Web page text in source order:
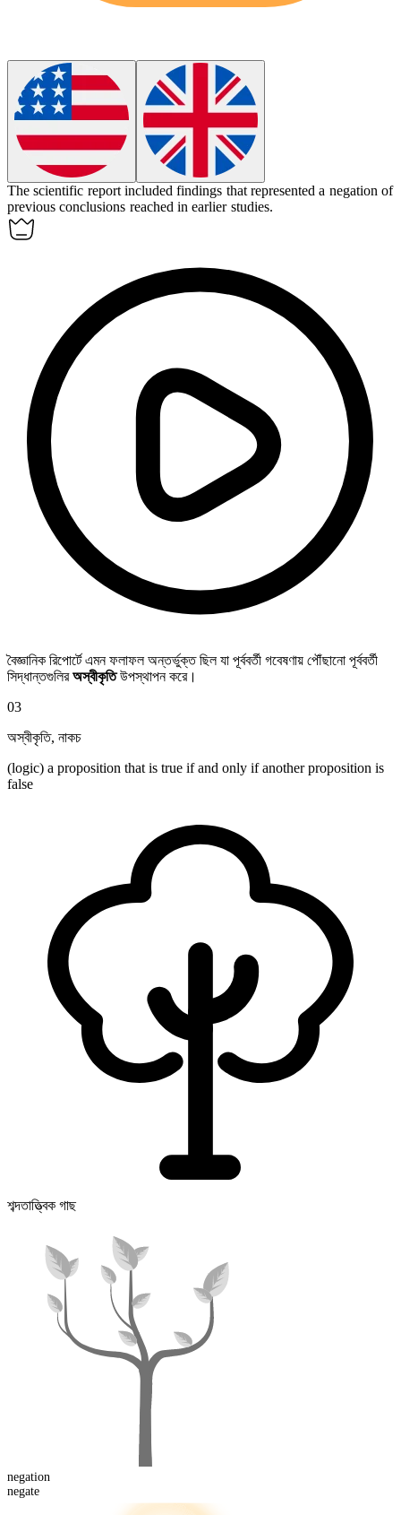
The scientific report included findings that represented a negation of
previous conclusions reached in earlier studies.
বৈজ্ঞানিক রিপোর্টে এমন ফলাফল অন্তর্ভুক্ত ছিল যা পূর্ববর্তী গবেষণায় পৌঁছানো পূর্ববর্তী
সিদ্ধান্তগুলিরঅস্বীকৃতিউপস্থাপন করে।
03
অস্বীকৃতি, নাকচ
(logic) a proposition that is true if and only if another proposition is
false
শব্দতাত্ত্বিক গাছ
negation
negate